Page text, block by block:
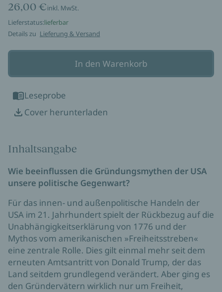
26,00 €inkl. MwSt.
Lieferstatus:lieferbar
Details zu Lieferung & Versand
In den Warenkorb
Leseprobe
Cover herunterladen
Inhaltsangabe
Wie beeinflussen die Gründungsmythen der USA
unsere politische Gegenwart?
Für das innen- und außenpolitische Handeln der
USA im 21. Jahrhundert spielt der Rückbezug auf die
Unabhängigkeitserklärung von 1776 und der
Mythos vom amerikanischen »Freiheitsstreben«
eine zentrale Rolle. Dies gilt einmal mehr seit dem
erneuten Amtsantritt von Donald Trump, der das
Land seitdem grundlegend verändert. Aber ging es
den Gründervätern wirklich nur um Freiheit,